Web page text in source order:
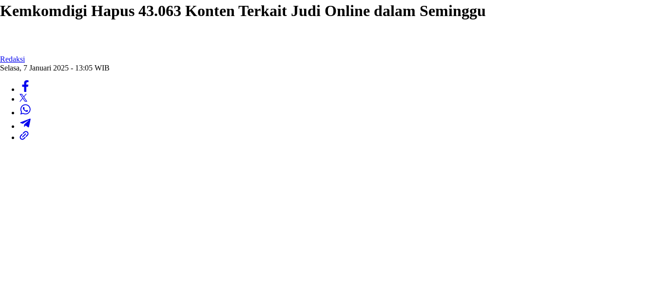
Kemkomdigi Hapus 43.063 Konten Terkait Judi Online dalam Seminggu
Redaksi
Selasa, 7 Januari 2025 - 13:05 WIB